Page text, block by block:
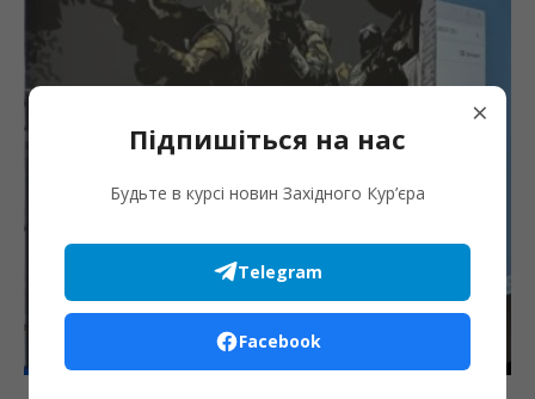
×
Підпишіться на нас
Будьте в курсі новин Західного Кур’єра
Telegram
Facebook